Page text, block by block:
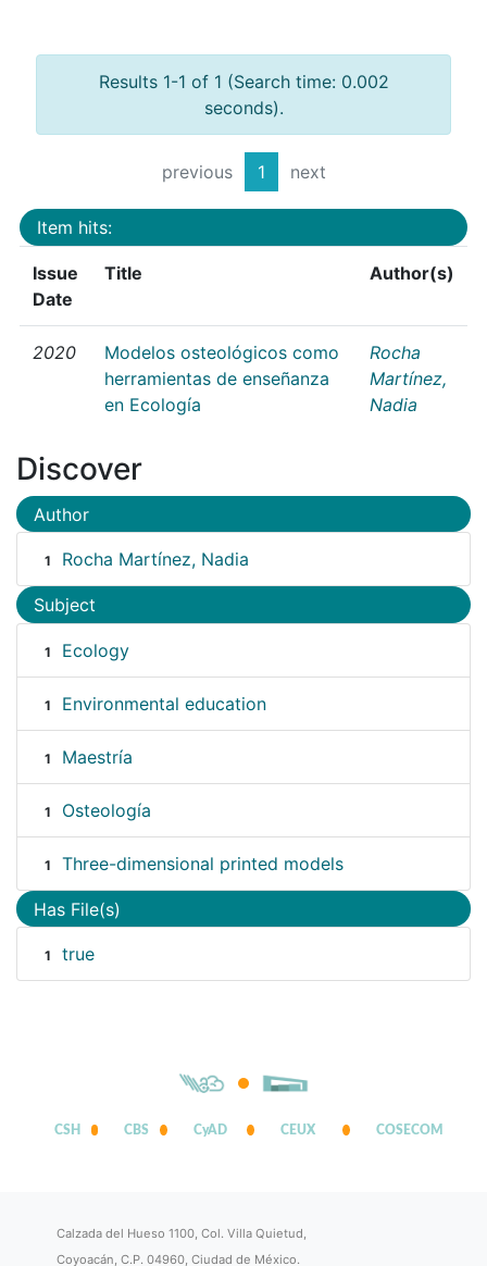
Results 1-1 of 1 (Search time: 0.002
seconds).
previous 1 next
Item hits:
Issue
Date
Title Author(s)
2020
Modelos osteológicos como
herramientas de enseñanza
en Ecología
Rocha
Martínez,
Nadia
Discover
Author
1 Rocha Martínez, Nadia
Subject
1 Ecology
1 Environmental education
1 Maestría
1 Osteología
1 Three-dimensional printed models
Has File(s)
1 true
CSH CBS CyAD CEUX COSECOM
Calzada del Hueso 1100, Col. Villa Quietud,
Coyoacán, C.P. 04960, Ciudad de México.